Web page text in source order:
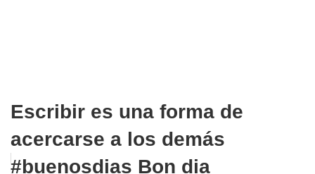
Escribir es una forma de
acercarse a los demás
#buenosdias Bon dia